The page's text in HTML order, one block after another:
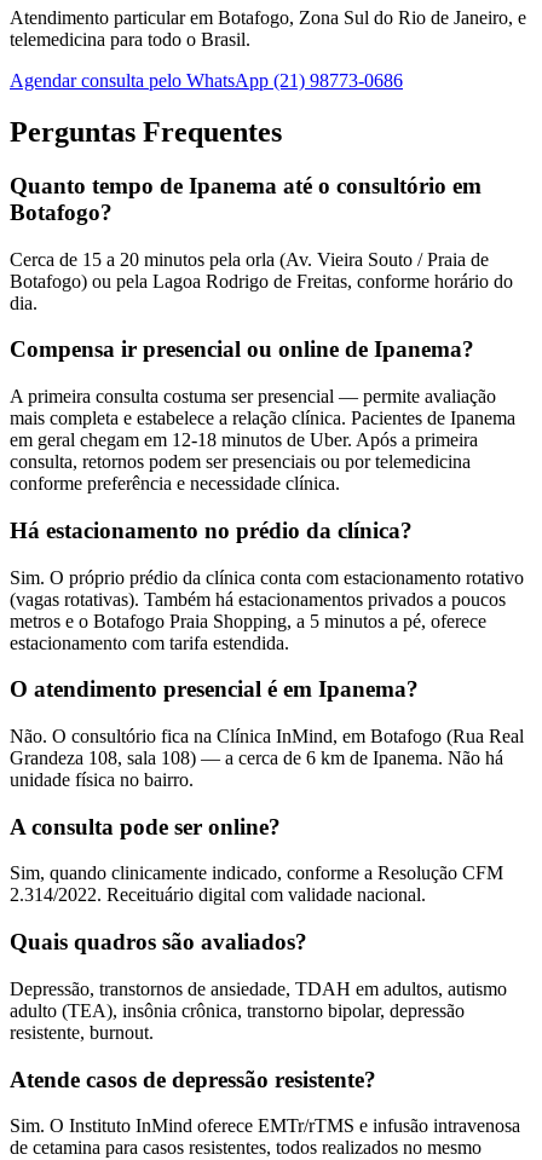
Atendimento particular em Botafogo, Zona Sul do Rio de Janeiro, e
telemedicina para todo o Brasil.
Agendar consulta pelo WhatsApp (21) 98773-0686
Perguntas Frequentes
Quanto tempo de Ipanema até o consultório em
Botafogo?
Cerca de 15 a 20 minutos pela orla (Av. Vieira Souto / Praia de
Botafogo) ou pela Lagoa Rodrigo de Freitas, conforme horário do
dia.
Compensa ir presencial ou online de Ipanema?
A primeira consulta costuma ser presencial — permite avaliação
mais completa e estabelece a relação clínica. Pacientes de Ipanema
em geral chegam em 12-18 minutos de Uber. Após a primeira
consulta, retornos podem ser presenciais ou por telemedicina
conforme preferência e necessidade clínica.
Há estacionamento no prédio da clínica?
Sim. O próprio prédio da clínica conta com estacionamento rotativo
(vagas rotativas). Também há estacionamentos privados a poucos
metros e o Botafogo Praia Shopping, a 5 minutos a pé, oferece
estacionamento com tarifa estendida.
O atendimento presencial é em Ipanema?
Não. O consultório fica na Clínica InMind, em Botafogo (Rua Real
Grandeza 108, sala 108) — a cerca de 6 km de Ipanema. Não há
unidade física no bairro.
A consulta pode ser online?
Sim, quando clinicamente indicado, conforme a Resolução CFM
2.314/2022. Receituário digital com validade nacional.
Quais quadros são avaliados?
Depressão, transtornos de ansiedade, TDAH em adultos, autismo
adulto (TEA), insônia crônica, transtorno bipolar, depressão
resistente, burnout.
Atende casos de depressão resistente?
Sim. O Instituto InMind oferece EMTr/rTMS e infusão intravenosa
de cetamina para casos resistentes, todos realizados no mesmo